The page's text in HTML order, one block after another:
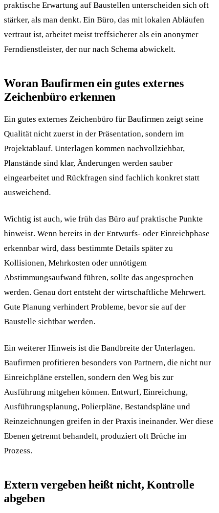
praktische Erwartung auf Baustellen unterscheiden sich oft
stärker, als man denkt. Ein Büro, das mit lokalen Abläufen
vertraut ist, arbeitet meist treffsicherer als ein anonymer
Ferndienstleister, der nur nach Schema abwickelt.
Woran Baufirmen ein gutes externes
Zeichenbüro erkennen
Ein gutes externes Zeichenbüro für Baufirmen zeigt seine
Qualität nicht zuerst in der Präsentation, sondern im
Projektablauf. Unterlagen kommen nachvollziehbar,
Planstände sind klar, Änderungen werden sauber
eingearbeitet und Rückfragen sind fachlich konkret statt
ausweichend.
Wichtig ist auch, wie früh das Büro auf praktische Punkte
hinweist. Wenn bereits in der Entwurfs- oder Einreichphase
erkennbar wird, dass bestimmte Details später zu
Kollisionen, Mehrkosten oder unnötigem
Abstimmungsaufwand führen, sollte das angesprochen
werden. Genau dort entsteht der wirtschaftliche Mehrwert.
Gute Planung verhindert Probleme, bevor sie auf der
Baustelle sichtbar werden.
Ein weiterer Hinweis ist die Bandbreite der Unterlagen.
Baufirmen profitieren besonders von Partnern, die nicht nur
Einreichpläne erstellen, sondern den Weg bis zur
Ausführung mitgehen können. Entwurf, Einreichung,
Ausführungsplanung, Polierpläne, Bestandspläne und
Reinzeichnungen greifen in der Praxis ineinander. Wer diese
Ebenen getrennt behandelt, produziert oft Brüche im
Prozess.
Extern vergeben heißt nicht, Kontrolle
abgeben